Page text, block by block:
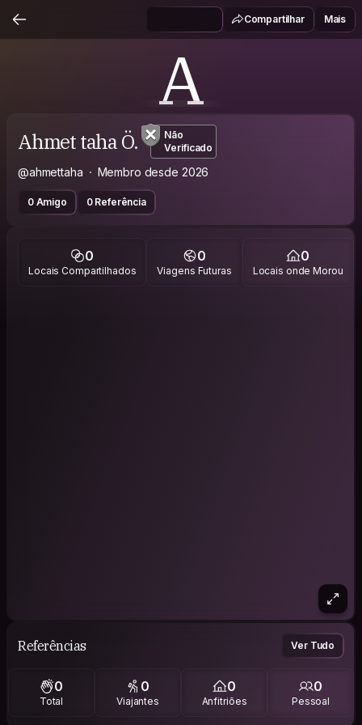
Compartilhar Mais
A
Ahmet taha Ö.
Não
Verificado
@ahmettaha Membro desde 2026
0 Amigo 0 Referência
0
Locais Compartilhados
0
Viagens Futuras
0
Locais onde Morou
Referências Ver Tudo
0
Total
0
Viajantes
0
Anfitriões
0
Pessoal